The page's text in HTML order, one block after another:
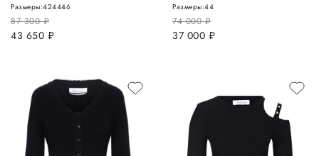
87 300руб.
43 650 руб.
Размеры:424446
74 000руб.
37 000 руб.
Размеры:44